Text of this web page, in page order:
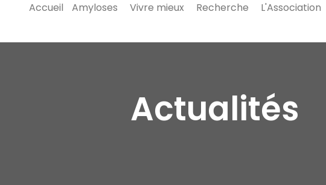
Accueil Amyloses Vivre mieux Recherche L'Association
Actualités